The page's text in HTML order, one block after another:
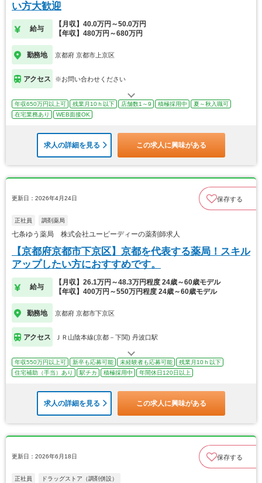
い方大歓迎
給与
【月収】40.0万円～50.0万円
【年収】480万円～680万円
勤務地 京都府 京都市上京区
アクセス ※お問い合わせください
年収650万円以上可 残業月10ｈ以下 店舗数1～9 積極採用中
夏～秋入職可
在宅業務あり
WEB面接OK
求人の詳細を見る この求人に興味がある
更新日：2026年4月24日 保存する
正社員 調剤薬局
七条ゆう薬局 株式会社ユーピーディーの薬剤師求人
【京都府京都市下京区】京都を代表する薬局！スキル
アップしたい方におすすめです。
給与
【月収】26.1万円～48.3万円程度 24歳～60歳モデル
【年収】400万円～550万円程度 24歳～60歳モデル
勤務地 京都府 京都市下京区
アクセス ＪＲ山陰本線(京都－下関) 丹波口駅
年収550万円以上可 新卒も応募可能 未経験者も応募可能
残業月10ｈ以下
住宅補助（手当）あり
駅チカ 積極採用中 年間休日120日以上
求人の詳細を見る この求人に興味がある
更新日：2026年6月18日 保存する
正社員 ドラッグストア（調剤併設）